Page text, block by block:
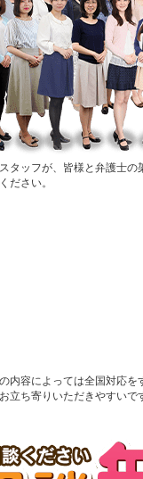
タッフが、皆様と弁護士
ださい。
内容によっては全国対応
立ち寄りいただきやすいで